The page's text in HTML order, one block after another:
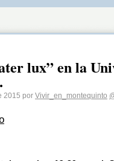
lux” en la
2015 por Vivir_en_montequinto